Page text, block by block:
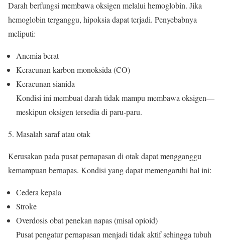
Darah berfungsi membawa oksigen melalui hemoglobin. Jika
hemoglobin terganggu, hipoksia dapat terjadi. Penyebabnya
meliputi:
Anemia berat
Keracunan karbon monoksida (CO)
Keracunan sianida
Kondisi ini membuat darah tidak mampu membawa oksigen—
meskipun oksigen tersedia di paru-paru.
Masalah saraf atau otak
Kerusakan pada pusat pernapasan di otak dapat mengganggu
kemampuan bernapas. Kondisi yang dapat memengaruhi hal ini:
Cedera kepala
Stroke
Overdosis obat penekan napas (misal opioid)
Pusat pengatur pernapasan menjadi tidak aktif sehingga tubuh